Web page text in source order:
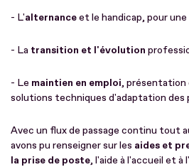
- L'alternanceet le handicap, pour
- La transition et l'évolution
- Le maintien en emploi, présentation
solutions techniques d'adaptation des
Avec un flux de passage continu tout
avons pu renseigner sur les aides et
la prise de poste, l'aide à l'accueil et à